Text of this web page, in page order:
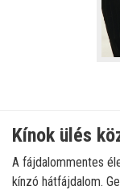
Kínok ülés
A fájdalommentes
kínzó hátfájdalom.